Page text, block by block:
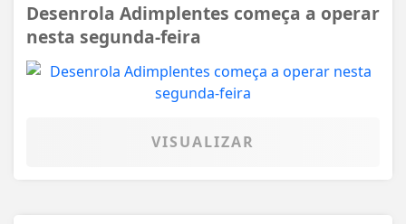
Desenrola Adimplentes começa a operar
nesta segunda-feira
VISUALIZAR